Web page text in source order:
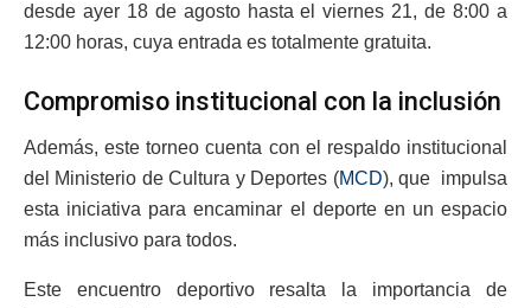
desde ayer 18 de agosto hasta el viernes 21, de 8:00 a
12:00 horas, cuya entrada es totalmente gratuita.
Compromiso institucional con la inclusión
Además, este torneo cuenta con el respaldo institucional
del Ministerio de Cultura y Deportes (MCD), que impulsa
esta iniciativa para encaminar el deporte en un espacio
más inclusivo para todos.
Este encuentro deportivo resalta la importancia de